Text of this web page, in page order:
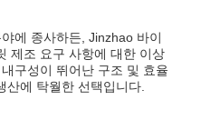
에 종사하든, Jinzhao 바이
제조 요구 사항에 대한 이상
구성이 뛰어난 구조 및 효율
산에 탁월한 선택입니다.